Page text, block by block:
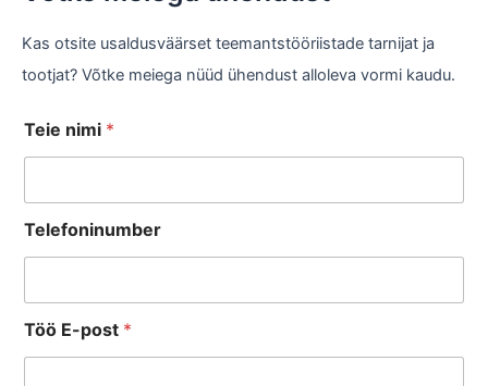
Kas otsite usaldusväärset teemantstööriistade tarnijat ja
tootjat? Võtke meiega nüüd ühendust alloleva vormi kaudu.
Teie nimi *
Telefoninumber
Töö E-post *